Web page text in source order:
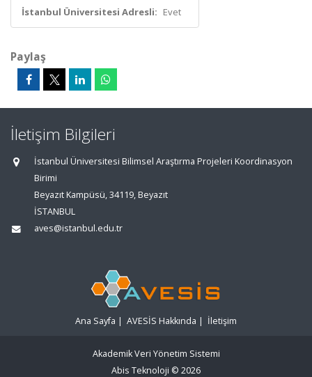
İstanbul Üniversitesi Adresli: Evet
Paylaş
İletişim Bilgileri
İstanbul Üniversitesi Bilimsel Araştırma Projeleri Koordinasyon
Birimi
Beyazıt Kampüsü, 34119, Beyazıt
İSTANBUL
aves@istanbul.edu.tr
Ana Sayfa | AVESİS Hakkında | İletişim
Akademik Veri Yönetim Sistemi
Abis Teknoloji © 2026